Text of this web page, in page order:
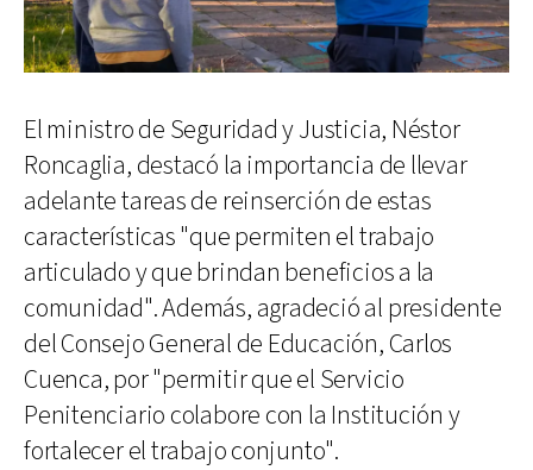
El ministro de Seguridad y Justicia, Néstor
Roncaglia, destacó la importancia de llevar
adelante tareas de reinserción de estas
características "que permiten el trabajo
articulado y que brindan beneficios a la
comunidad". Además, agradeció al presidente
del Consejo General de Educación, Carlos
Cuenca, por "permitir que el Servicio
Penitenciario colabore con la Institución y
fortalecer el trabajo conjunto".